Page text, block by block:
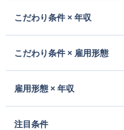
こだわり条件 × 年収
こだわり条件 × 雇用形態
雇用形態 × 年収
注目条件